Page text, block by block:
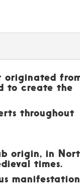
originated
to create the
throughout
origin, in
times.